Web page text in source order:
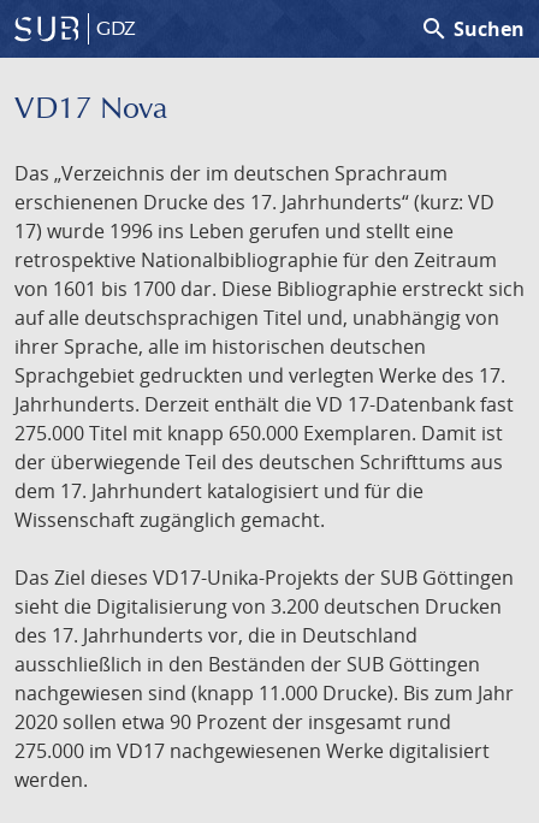
GDZ search Suchen
VD17 Nova
Das „Verzeichnis der im deutschen Sprachraum
erschienenen Drucke des 17. Jahrhunderts“ (kurz: VD
17) wurde 1996 ins Leben gerufen und stellt eine
retrospektive Nationalbibliographie für den Zeitraum
von 1601 bis 1700 dar. Diese Bibliographie erstreckt sich
auf alle deutschsprachigen Titel und, unabhängig von
ihrer Sprache, alle im historischen deutschen
Sprachgebiet gedruckten und verlegten Werke des 17.
Jahrhunderts. Derzeit enthält die VD 17-Datenbank fast
275.000 Titel mit knapp 650.000 Exemplaren. Damit ist
der überwiegende Teil des deutschen Schrifttums aus
dem 17. Jahrhundert katalogisiert und für die
Wissenschaft zugänglich gemacht.
Das Ziel dieses VD17-Unika-Projekts der SUB Göttingen
sieht die Digitalisierung von 3.200 deutschen Drucken
des 17. Jahrhunderts vor, die in Deutschland
ausschließlich in den Beständen der SUB Göttingen
nachgewiesen sind (knapp 11.000 Drucke). Bis zum Jahr
2020 sollen etwa 90 Prozent der insgesamt rund
275.000 im VD17 nachgewiesenen Werke digitalisiert
werden.